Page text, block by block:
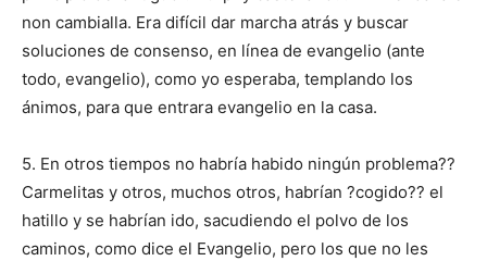
non cambialla. Era difícil dar marcha atrás y buscar
soluciones de consenso, en línea de evangelio (ante
todo, evangelio), como yo esperaba, templando los
ánimos, para que entrara evangelio en la casa.
5. En otros tiempos no habría habido ningún problema??
Carmelitas y otros, muchos otros, habrían ?cogido?? el
hatillo y se habrían ido, sacudiendo el polvo de los
caminos, como dice el Evangelio, pero los que no les